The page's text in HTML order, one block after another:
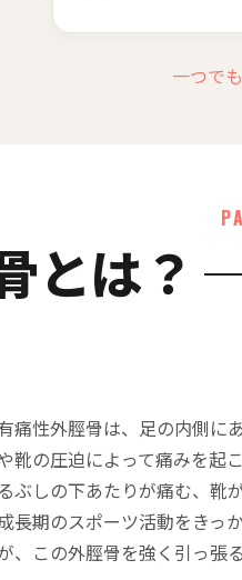
一つで
とは？
痛性外脛骨は、足の内側に
靴の圧迫によって痛みを起
るぶしの下あたりが痛む、靴
長期のスポーツ活動をきっ
、この外脛骨を強く引っ張